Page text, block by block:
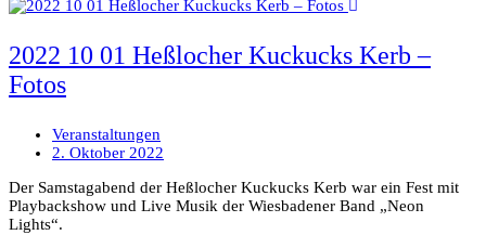
2022 10 01 Heßlocher Kuckucks Kerb –
Fotos
Veranstaltungen
2. Oktober 2022
Der Samstagabend der Heßlocher Kuckucks Kerb war ein Fest mit
Playbackshow und Live Musik der Wiesbadener Band „Neon
Lights“.